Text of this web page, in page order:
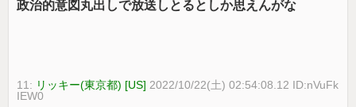
政治的意図丸出しで放送しとるとしか思えんがな
11: リッキー(東京都) [US] 2022/10/22(土) 02:54:08.12 ID:nVuFk
IEW0